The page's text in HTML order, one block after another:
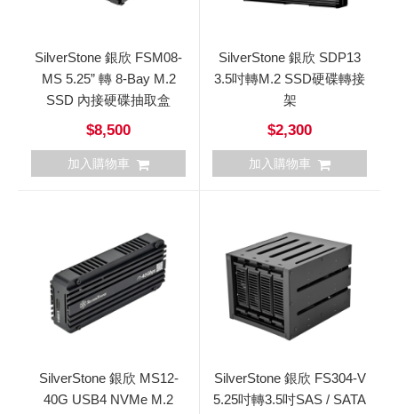
SilverStone 銀欣 FSM08-
MS 5.25” 轉 8-Bay M.2
SSD 內接硬碟抽取盒
$8,500
加入購物車
SilverStone 銀欣 SDP13
3.5吋轉M.2 SSD硬碟轉接
架
$2,300
加入購物車
SilverStone 銀欣 MS12-
40G USB4 NVMe M.2
SilverStone 銀欣 FS304-V
5.25吋轉3.5吋SAS / SATA